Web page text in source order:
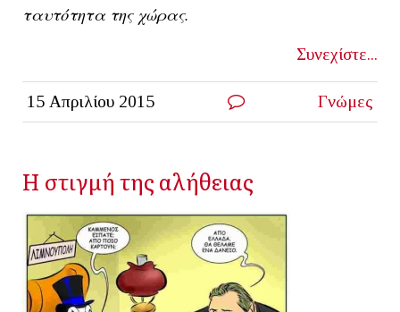
ταυτότητα της χώρας.
Συνεχίστε...
15 Απριλίου 2015 Γνώμες
Η στιγμή της αλήθειας